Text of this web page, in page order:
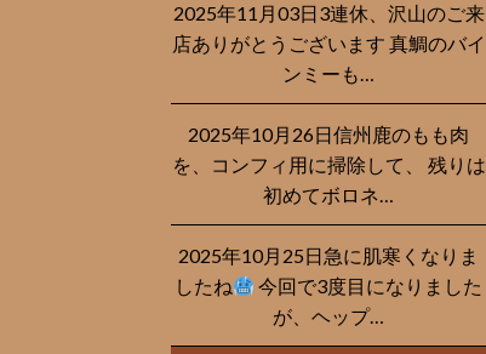
2025年11月03日3連休、沢山のご来
店ありがとうございます 真鯛のバイ
ンミーも…
2025年10月26日信州鹿のもも肉
を、コンフィ用に掃除して、 残りは
初めてボロネ…
2025年10月25日急に肌寒くなりま
したね
今回で3度目になりました
が、ヘップ…